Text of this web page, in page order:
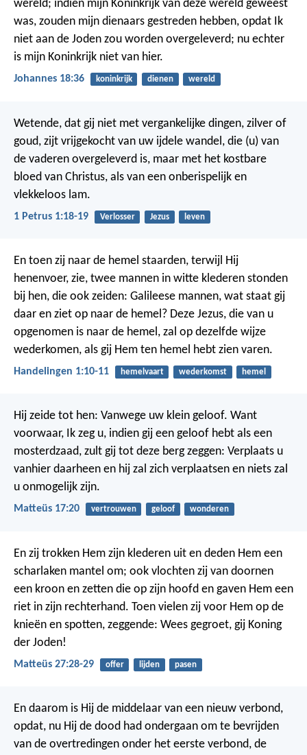
wereld; indien mijn Koninkrijk van deze wereld geweest
was, zouden mijn dienaars gestreden hebben, opdat Ik
niet aan de Joden zou worden overgeleverd; nu echter
is mijn Koninkrijk niet van hier.
Johannes 18:36 koninkrijk dienen wereld
Wetende, dat gij niet met vergankelijke dingen, zilver of
goud, zijt vrijgekocht van uw ijdele wandel, die (u) van
de vaderen overgeleverd is, maar met het kostbare
bloed van Christus, als van een onberispelijk en
vlekkeloos lam.
1 Petrus 1:18-19 Verlosser Jezus leven
En toen zij naar de hemel staarden, terwijl Hij
henenvoer, zie, twee mannen in witte klederen stonden
bij hen, die ook zeiden: Galileese mannen, wat staat gij
daar en ziet op naar de hemel? Deze Jezus, die van u
opgenomen is naar de hemel, zal op dezelfde wijze
wederkomen, als gij Hem ten hemel hebt zien varen.
Handelingen 1:10-11 hemelvaart wederkomst hemel
Hij zeide tot hen: Vanwege uw klein geloof. Want
voorwaar, Ik zeg u, indien gij een geloof hebt als een
mosterdzaad, zult gij tot deze berg zeggen: Verplaats u
vanhier daarheen en hij zal zich verplaatsen en niets zal
u onmogelijk zijn.
Matteüs 17:20 vertrouwen geloof wonderen
En zij trokken Hem zijn klederen uit en deden Hem een
scharlaken mantel om; ook vlochten zij van doornen
een kroon en zetten die op zijn hoofd en gaven Hem een
riet in zijn rechterhand. Toen vielen zij voor Hem op de
knieën en spotten, zeggende: Wees gegroet, gij Koning
der Joden!
Matteüs 27:28-29 offer lijden pasen
En daarom is Hij de middelaar van een nieuw verbond,
opdat, nu Hij de dood had ondergaan om te bevrijden
van de overtredingen onder het eerste verbond, de